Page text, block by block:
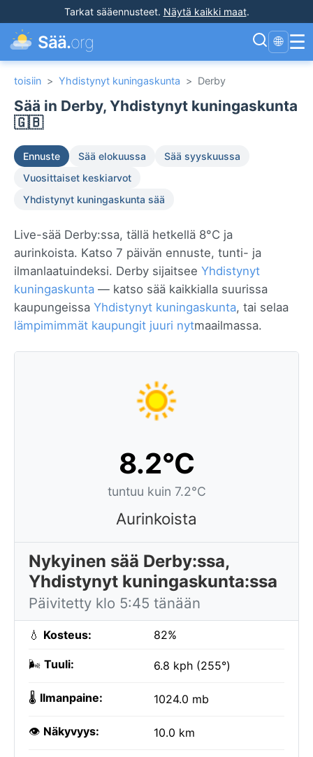
Tarkat sääennusteet. Näytä kaikki maat.
Sää.org 🌐 ☰
toisiin > Yhdistynyt kuningaskunta > Derby
Sää in Derby, Yhdistynyt kuningaskunta
🇬🇧
Ennuste Sää elokuussa
Sää syyskuussa
Vuosittaiset keskiarvot
Yhdistynyt kuningaskunta sää
Live-sää Derby:ssa, tällä hetkellä 8°C ja
aurinkoista. Katso 7 päivän ennuste, tunti- ja
ilmanlaatuindeksi. Derby sijaitsee Yhdistynyt
kuningaskunta — katso sää kaikkialla suurissa
kaupungeissa Yhdistynyt kuningaskunta, tai selaa
lämpimimmät kaupungit juuri nytmaailmassa.
8.2°C
tuntuu kuin 7.2°C
Aurinkoista
Nykyinen sää Derby:ssa,
Yhdistynyt kuningaskunta:ssa
Päivitetty klo 5:45 tänään
💧 Kosteus: 82%
🌬️ Tuuli: 6.8 kph (255°)
🌡️ Ilmanpaine: 1024.0 mb
👁️ Näkyvyys: 10.0 km